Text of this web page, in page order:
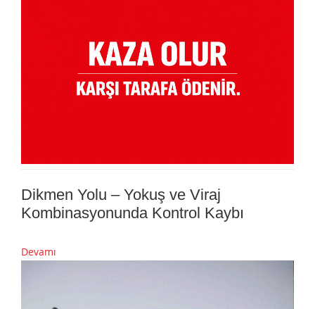
Dikmen Yolu – Yokuş ve Viraj
Kombinasyonunda Kontrol Kaybı
Devamı